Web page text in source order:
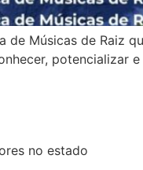
de Músicas de Raiz
potencializar
no estado